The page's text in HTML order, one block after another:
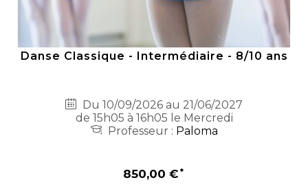
Danse Classique - Intermédiaire - 8/10 ans
Du 10/09/2026 au 21/06/2027
de 15h05 à 16h05 le Mercredi
Professeur : Paloma
850,00 €